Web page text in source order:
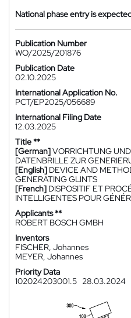
National phase entry is
Publication Number
WO/2025/201876
Publication Date
02.10.2025
International Application No.
PCT/EP2025/056689
International Filing Date
12.03.2025
Title **
[German]VORRICHTUNG
DATENBRILLE ZUR
[English] DEVICE AND
GENERATING GLINTS
[French] DISPOSITIF ET
INTELLIGENTES POUR
Applicants **
ROBERT BOSCH GMBH
Inventors
FISCHER, Johannes
MEYER, Johannes
Priority Data
102024203001.5 28.03.2024